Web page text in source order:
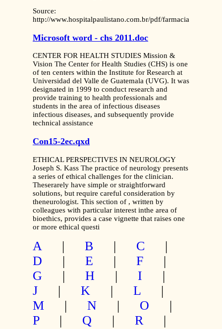
Source:
http://www.hospitalpaulistano.com.br/pdf/farmacia/2.pdf
Microsoft word - chs 2011.doc
CENTER FOR HEALTH STUDIES Mission &
Vision The Center for Health Studies (CHS) is one
of ten centers within the Institute for Research at
Universidad del Valle de Guatemala (UVG). It was
designated in 1999 to conduct research and
provide training to health professionals and
students in the area of infectious diseases
infectious diseases, and subsequently provide
technical assistance
Con15-2ec.qxd
ETHICAL PERSPECTIVES IN NEUROLOGY
Joseph S. Kass The practice of neurology presents
a series of ethical challenges for the clinician.
Theserarely have simple or straightforward
solutions, but require careful consideration by
theneurologist. This section of , written by
colleagues with particular interest inthe area of
bioethics, provides a case vignette that raises one
or more ethical questi
A | B | C
|
D
| E | F
|
G
| H | I
|
J
| K | L
|
M
| N | O
|
P
| Q | R
|